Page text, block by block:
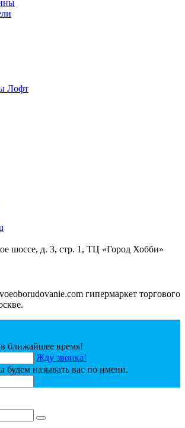
Лофт
шоссе, д. 3, стр. 1, ТЦ «Город Хобби»
гипермаркет торгового
в ближайшее время!
Жду звонка!
будем называть вас по имени.